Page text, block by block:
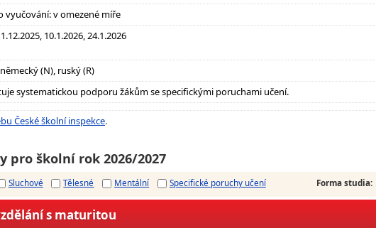
vyučování: v omezené míře
10.1.2026, 24.1.2026
(N), ruský (R)
systematickou podporu žákům se specifickými poruchami učení.
České školní inspekce.
pro školní rok 2026/2027
Sluchové Tělesné Mentální Specifické poruchy učení Forma studia:
s maturitou